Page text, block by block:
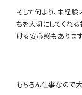
そして何より、未経
ちを大切にしてくれ
ける安心感もありま
もちろん仕事なので